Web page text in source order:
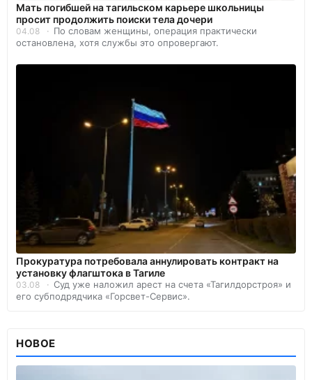
Мать погибшей на тагильском карьере школьницы
просит продолжить поиски тела дочери
04.08
По словам женщины, операция практически
остановлена, хотя службы это опровергают.
Прокуратура потребовала аннулировать контракт на
установку флагштока в Тагиле
03.08
Суд уже наложил арест на счета «Тагилдорстроя» и
его субподрядчика «Горсвет-Сервис».
НОВОЕ